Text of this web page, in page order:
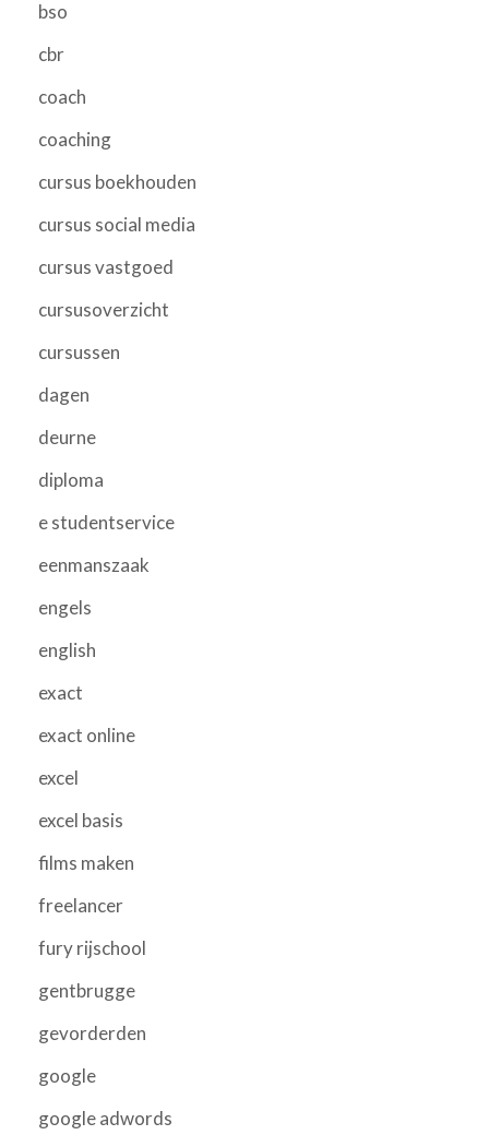
bso
cbr
coach
coaching
cursus boekhouden
cursus social media
cursus vastgoed
cursusoverzicht
cursussen
dagen
deurne
diploma
e studentservice
eenmanszaak
engels
english
exact
exact online
excel
excel basis
films maken
freelancer
fury rijschool
gentbrugge
gevorderden
google
google adwords